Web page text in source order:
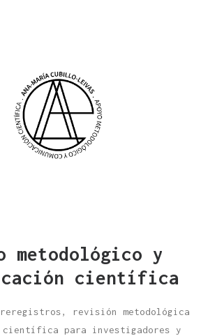
metodológico y
científica
revisión metodológica
científica para investigadores y